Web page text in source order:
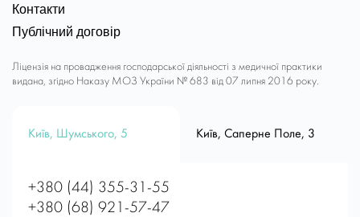
Контакти
Публічний договір
Ліцензія на провадження господарської діяльності з медичної практики
видана, згідно Наказу МОЗ України № 683 від 07 липня 2016 року.
Київ, Шумського, 5 Київ, Саперне Поле, 3
+380 (44) 355-31-55
+380 (68) 921-57-47